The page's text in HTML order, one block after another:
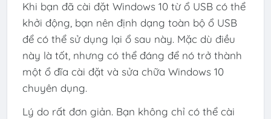
Khi bạn đã cài đặt Windows 10 từ ổ USB có thể
khởi động, bạn nên định dạng toàn bộ ổ USB
để có thể sử dụng lại ổ sau này. Mặc dù điều
này là tốt, nhưng có thể đáng để nó trở thành
một ổ đĩa cài đặt và sửa chữa Windows 10
chuyên dụng.
Lý do rất đơn giản. Bạn không chỉ có thể cài